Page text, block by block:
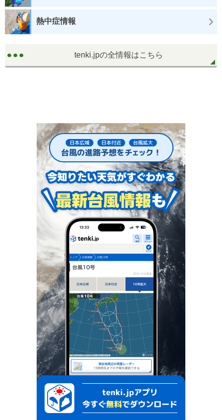
熱中症情報
tenki.jpの全情報はこちら